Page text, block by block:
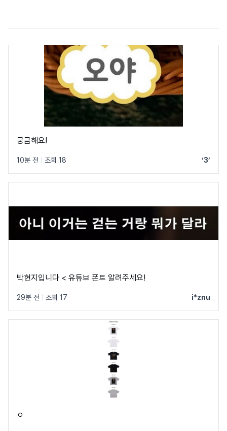
궁금해요!
10분 전 조회 18 ‘3’
박현지입니다 < 유튜브 폰트 알려주세요!
29분 전 조회 17 i*znu
ㅇ